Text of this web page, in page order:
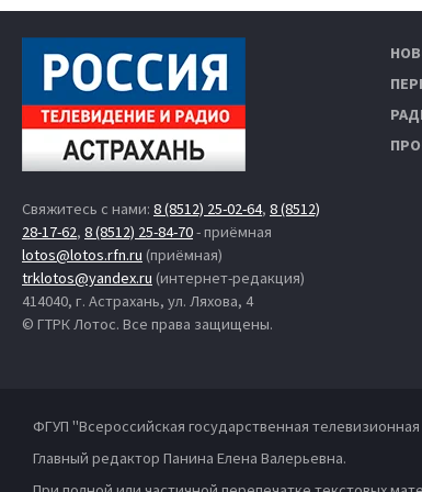
Свяжитесь с нами: 8 (8512) 25-02-64, 8 (8512)
28-17-62, 8 (8512) 25-84-70- приёмная
lotos@lotos.rfn.ru (приёмная)
trklotos@yandex.ru (интернет-редакция)
414040, г. Астрахань, ул. Ляхова, 4
© ГТРК Лотос. Все права защищены.
ФГУП "Всероссийская государственная
Главный редактор Панина Елена Валерьевна.